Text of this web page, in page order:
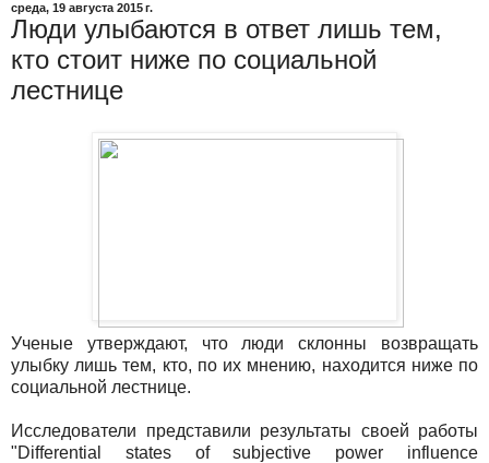
среда, 19 августа 2015 г.
Люди улыбаются в ответ лишь тем,
кто стоит ниже по социальной
лестнице
Ученые утверждают, что люди склонны возвращать
улыбку лишь тем, кто, по их мнению, находится ниже по
социальной лестнице.
Исследователи представили результаты своей работы
"Differential states of subjective power influence